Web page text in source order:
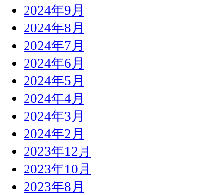
2024年9月
2024年8月
2024年7月
2024年6月
2024年5月
2024年4月
2024年3月
2024年2月
2023年12月
2023年10月
2023年8月